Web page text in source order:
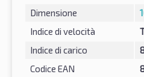
Dimensione
Indice di velocità
Indice di carico
Codice EAN